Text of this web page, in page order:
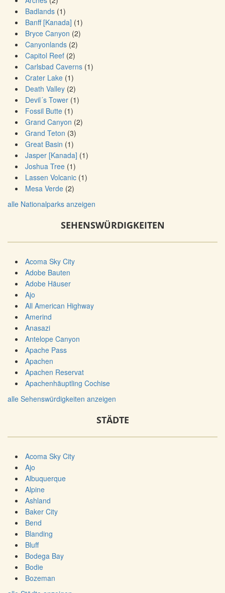
Badlands (1)
Banff [Kanada] (1)
Bryce Canyon (2)
Canyonlands (2)
Capitol Reef (2)
Carlsbad Caverns (1)
Crater Lake (1)
Death Valley (2)
Devil´s Tower (1)
Fossil Butte (1)
Grand Canyon (2)
Grand Teton (3)
Great Basin (1)
Jasper [Kanada] (1)
Joshua Tree (1)
Lassen Volcanic (1)
Mesa Verde (2)
alle Nationalparks anzeigen
SEHENSWÜRDIGKEITEN
Acoma Sky City
Adobe Bauten
Adobe Häuser
Ajo
All American Highway
Amerind
Anasazi
Antelope Canyon
Apache Pass
Apachen
Apachen Reservat
Apachenhäuptling Cochise
alle Sehenswürdigkeiten anzeigen
STÄDTE
Acoma Sky City
Ajo
Albuquerque
Alpine
Ashland
Baker City
Bend
Blanding
Bluff
Bodega Bay
Bodie
Bozeman